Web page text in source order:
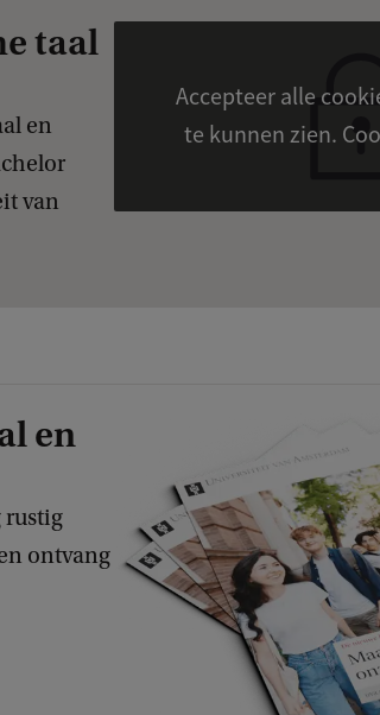
Accepteer alle
te
taal
en
van
en
rustig
ontvang